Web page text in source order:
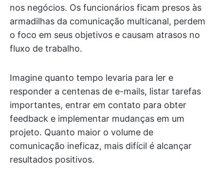
nos negócios. Os funcionários ficam presos às
armadilhas da comunicação multicanal, perdem
o foco em seus objetivos e causam atrasos no
fluxo de trabalho.
Imagine quanto tempo levaria para ler e
responder a centenas de e-mails, listar tarefas
importantes, entrar em contato para obter
feedback e implementar mudanças em um
projeto. Quanto maior o volume de
comunicação ineficaz, mais difícil é alcançar
resultados positivos.